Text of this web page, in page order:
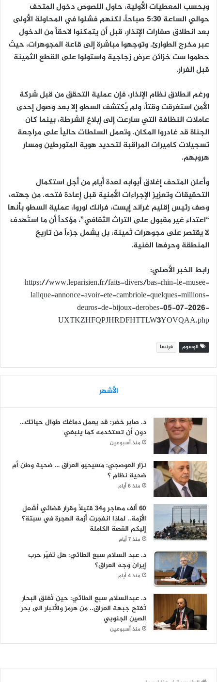
وبحسب المعطيات الأولية، حاول اللصوص دخول المتحف
حوالي الساعة 5:30 صباحاً، لكنهم فشلوا في المحاولة الأولى
بعد انطلاق صفارات الإنذار، قبل أن يتمكنوا لاحقاً من الدخول
عبر مخرج الطوارئ. وتوجهوا مباشرة إلى قاعة المجوهرات، حيث
حطموا ست خزائن عرض زجاجية واستولوا على القطع الثمينة
قبل الفرار.
ورغم انطلاق نظام الإنذار، فإن عملية التحقق من قبل شركة
الأمن استغرقت وقتاً، ولم يُكتشف السطو إلا بعد وصول إحدى
عاملات النظافة التي سارعت إلى إبلاغ الشرطة، بينما كان
الجناة قد غادروا المكان. وتعمل السلطات حالياً على مراجعة
تسجيلات كاميرات المراقبة لتحديد هوية المتورطين ومسار
هروبهم.
وأعلن المتحف إغلاق أبوابه لعدة أيام من أجل استكمال
التحقيقات وتعزيز الإجراءات الأمنية قبل إعادة فتحه. من جهته،
وصف رئيس إقليم غراند إيست، فرانك لوروا، عملية السطو بأنها
“اعتداء غير مقبول على التراث الثقافي”، مؤكداً أن ما استُهدف
لا يقتصر على مجوهرات ثمينة، بل يشمل جزءاً من تاريخ
المنطقة وحرفها الفنية.
رابط الخبر الأصلي:
https://www.leparisien.fr/faits-divers/bas-rhin-le-musee-
lalique-annonce-avoir-ete-cambriole-quelques-millions-
deuros-de-bijoux-derobes-05-07-2026-
UXTKZHFQPJHRDFHTTLW3YOVQAA.php
الوسوم فرنسا
الأشهر
د. صابر خضر: قد يعمل دماغك طوال حياتك…
دون أن تستخدمه كما ينبغي
منذ أسبوعين
نزار العوصجي: مسيحيو العراق … ضحية وطن أم
ضحية نظام ؟
منذ 6 أيام
60 ألف مهاجر و34 قتيلاً وقرار قضائي أشعل
الأزمة.. لماذا انفجرت أزمة الهجرة في سبتة؟
إليكم القصة الكاملة
منذ 7 أيام
د. عبد السلام سبع الطائي: هل تغيّر حرب
إيران وجه العراق؟
منذ 4 أيام
د. عبدالسلام سبع الطائي: حين تُغلق البحار
تُفتح جبهة العراق.. من هرمز والأنبار الى بحر
الصين الجنوبي
منذ أسبوعين